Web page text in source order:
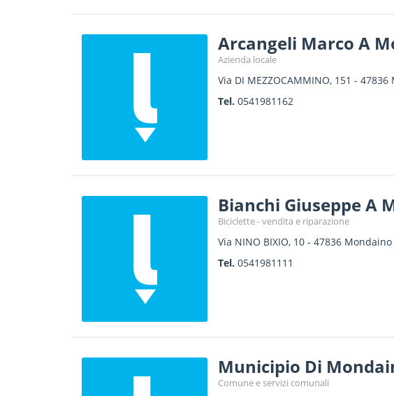
Arcangeli Marco A
Azienda locale
Via DI MEZZOCAMMINO, 151 - 47836
Tel. 0541981162
Bianchi Giuseppe A
Biciclette - vendita e riparazione
Via NINO BIXIO, 10- 47836 Mondaino
Tel. 0541981111
Municipio Di
Comune e servizi comunali